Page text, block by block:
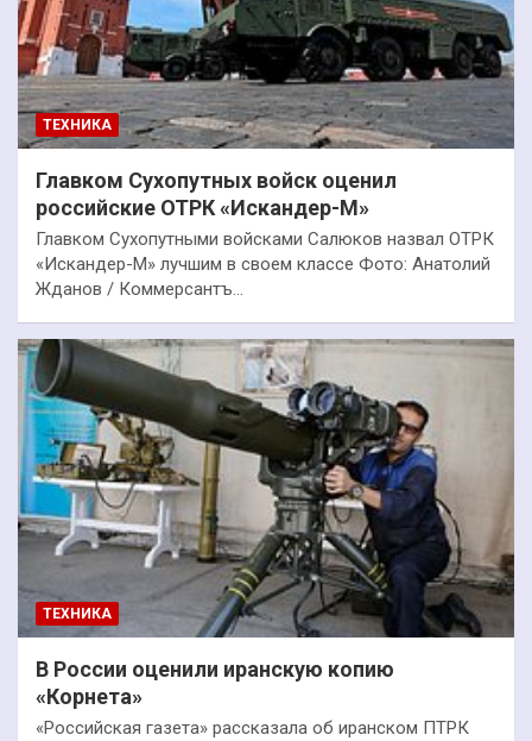
ТЕХНИКА
Главком Сухопутных войск оценил
российские ОТРК «Искандер-М»
Главком Сухопутными войсками Салюков назвал ОТРК
«Искандер-М» лучшим в своем классе Фото: Анатолий
Жданов / Коммерсантъ…
ТЕХНИКА
В России оценили иранскую копию
«Корнета»
«Российская газета» рассказала об иранском ПТРК